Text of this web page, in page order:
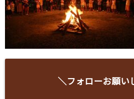
＼フォローお願い